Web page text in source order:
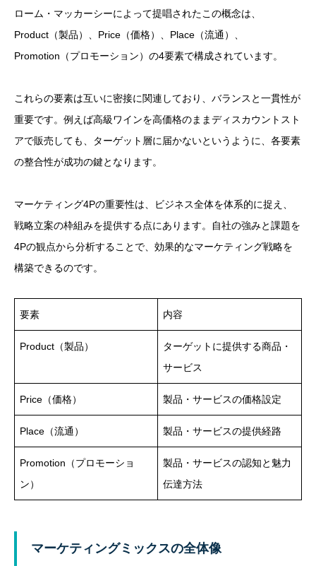
ローム・マッカーシーによって提唱されたこの概念は、
Product（製品）、Price（価格）、Place（流通）、
Promotion（プロモーション）の4要素で構成されています。
これらの要素は互いに密接に関連しており、バランスと一貫性が
重要です。例えば高級ワインを高価格のままディスカウントスト
アで販売しても、ターゲット層に届かないというように、各要素
の整合性が成功の鍵となります。
マーケティング4Pの重要性は、ビジネス全体を体系的に捉え、
戦略立案の枠組みを提供する点にあります。自社の強みと課題を
4Pの観点から分析することで、効果的なマーケティング戦略を
構築できるのです。
要素 内容
Product（製品）
ターゲットに提供する商品・
サービス
Price（価格） 製品・サービスの価格設定
Place（流通） 製品・サービスの提供経路
Promotion（プロモーショ
ン）
製品・サービスの認知と魅力
伝達方法
マーケティングミックスの全体像